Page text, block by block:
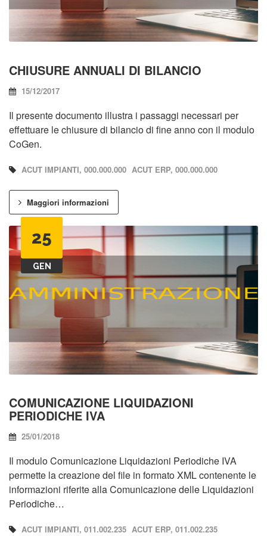
CHIUSURE ANNUALI DI BILANCIO
15/12/2017
Il presente documento illustra i passaggi necessari per
effettuare le chiusure di bilancio di fine anno con il modulo
CoGen.
ACUT IMPIANTI, 000.000.000 ACUT ERP, 000.000.000
Maggiori informazioni
25
GEN
COMUNICAZIONE LIQUIDAZIONI
PERIODICHE IVA
25/01/2018
Il modulo Comunicazione Liquidazioni Periodiche IVA
permette la creazione del file in formato XML contenente le
informazioni riferite alla Comunicazione delle Liquidazioni
Periodiche…
ACUT IMPIANTI, 011.002.235 ACUT ERP, 011.002.235